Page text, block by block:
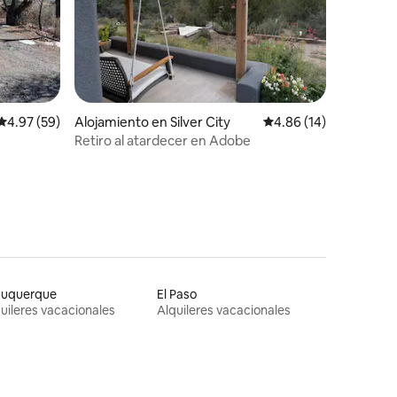
promedio: 4.97 de 5, 59 reseñas
4.97 (59) Alojamiento en Silver City Calificación
4.86 (14)
Retiro al atardecer en Adobe
vacacionales
El Paso
Alquileres vacacionales